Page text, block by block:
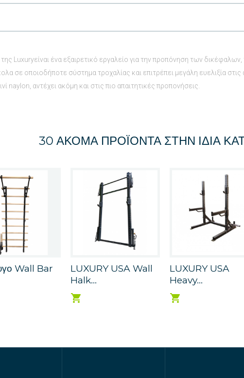
Luxuryείναι ένα εξαιρετικό εργαλείο για την προπόνηση των
σε οποιοδήποτε σύστημα τροχαλίας και επιτρέπει μεγάλη ευελιξία
naylon, αντέχει ακόμη και στις πιο απαιτητικές προπονήσεις.
30 ΑΚΌΜΑ ΠΡΟΪΌΝΤΑ ΣΤΗΝ ΊΔΙΑ
Wall Bar
LUXURY USA Wall
Halk...
LUXURY USA
Heavy...